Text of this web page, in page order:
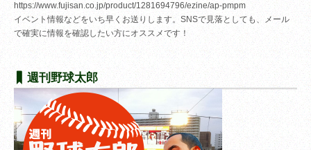
https://www.fujisan.co.jp/product/1281694796/ezine/ap-pmpm
イベント情報などをいち早くお送りします。SNSで見落としても、メール
で確実に情報を確認したい方にオススメです！
週刊野球太郎